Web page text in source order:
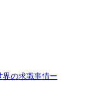
界の求職事情ー